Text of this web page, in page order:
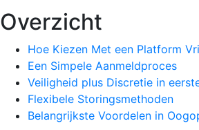
Overzicht
Hoe Kiezen Met een Platform
Een Simpele Aanmeldproces
Veiligheid plus Discretie in
Flexibele Storingsmethoden
Belangrijkste Voordelen in